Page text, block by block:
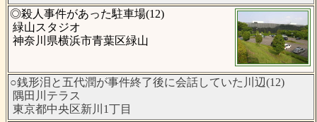
◎殺人事件があった駐車場(12)
緑山スタジオ
神奈川県横浜市青葉区緑山
○銭形泪と五代潤が事件終了後に会話していた川辺(12)
隅田川テラス
東京都中央区新川1丁目